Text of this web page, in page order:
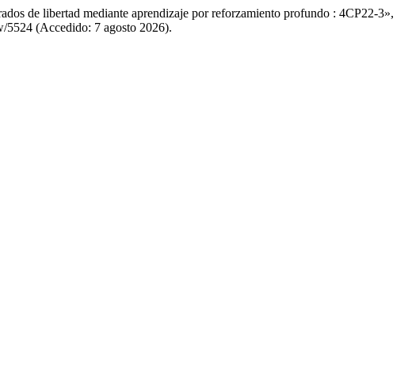
de libertad mediante aprendizaje por reforzamiento profundo : 4CP22-3»,
5524 (Accedido: 7 agosto 2026).